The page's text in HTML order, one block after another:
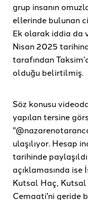
grup insanın
ellerinde bulunan
Ek olarak iddia da
Nisan 2025
tarafından
olduğu belirtilmiş.
Söz konusu
yapılan tersine
ulaşılıyor. Hesap
tarihinde
açıklamasında
Kutsal Haç, Kutsal
Cemaati'ni geride